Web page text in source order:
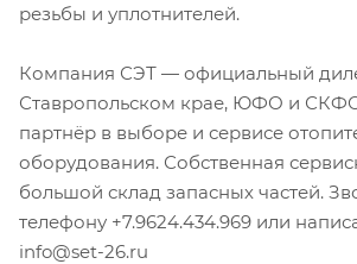
резьбы и уплотнителей.
Компания СЭТ — официальный
Ставропольском крае, ЮФО и
партнёр в выборе и сервисе
оборудования. Собственная
большой склад запасных частей.
телефону +7.9624.434.969 или
info@set-26.ru